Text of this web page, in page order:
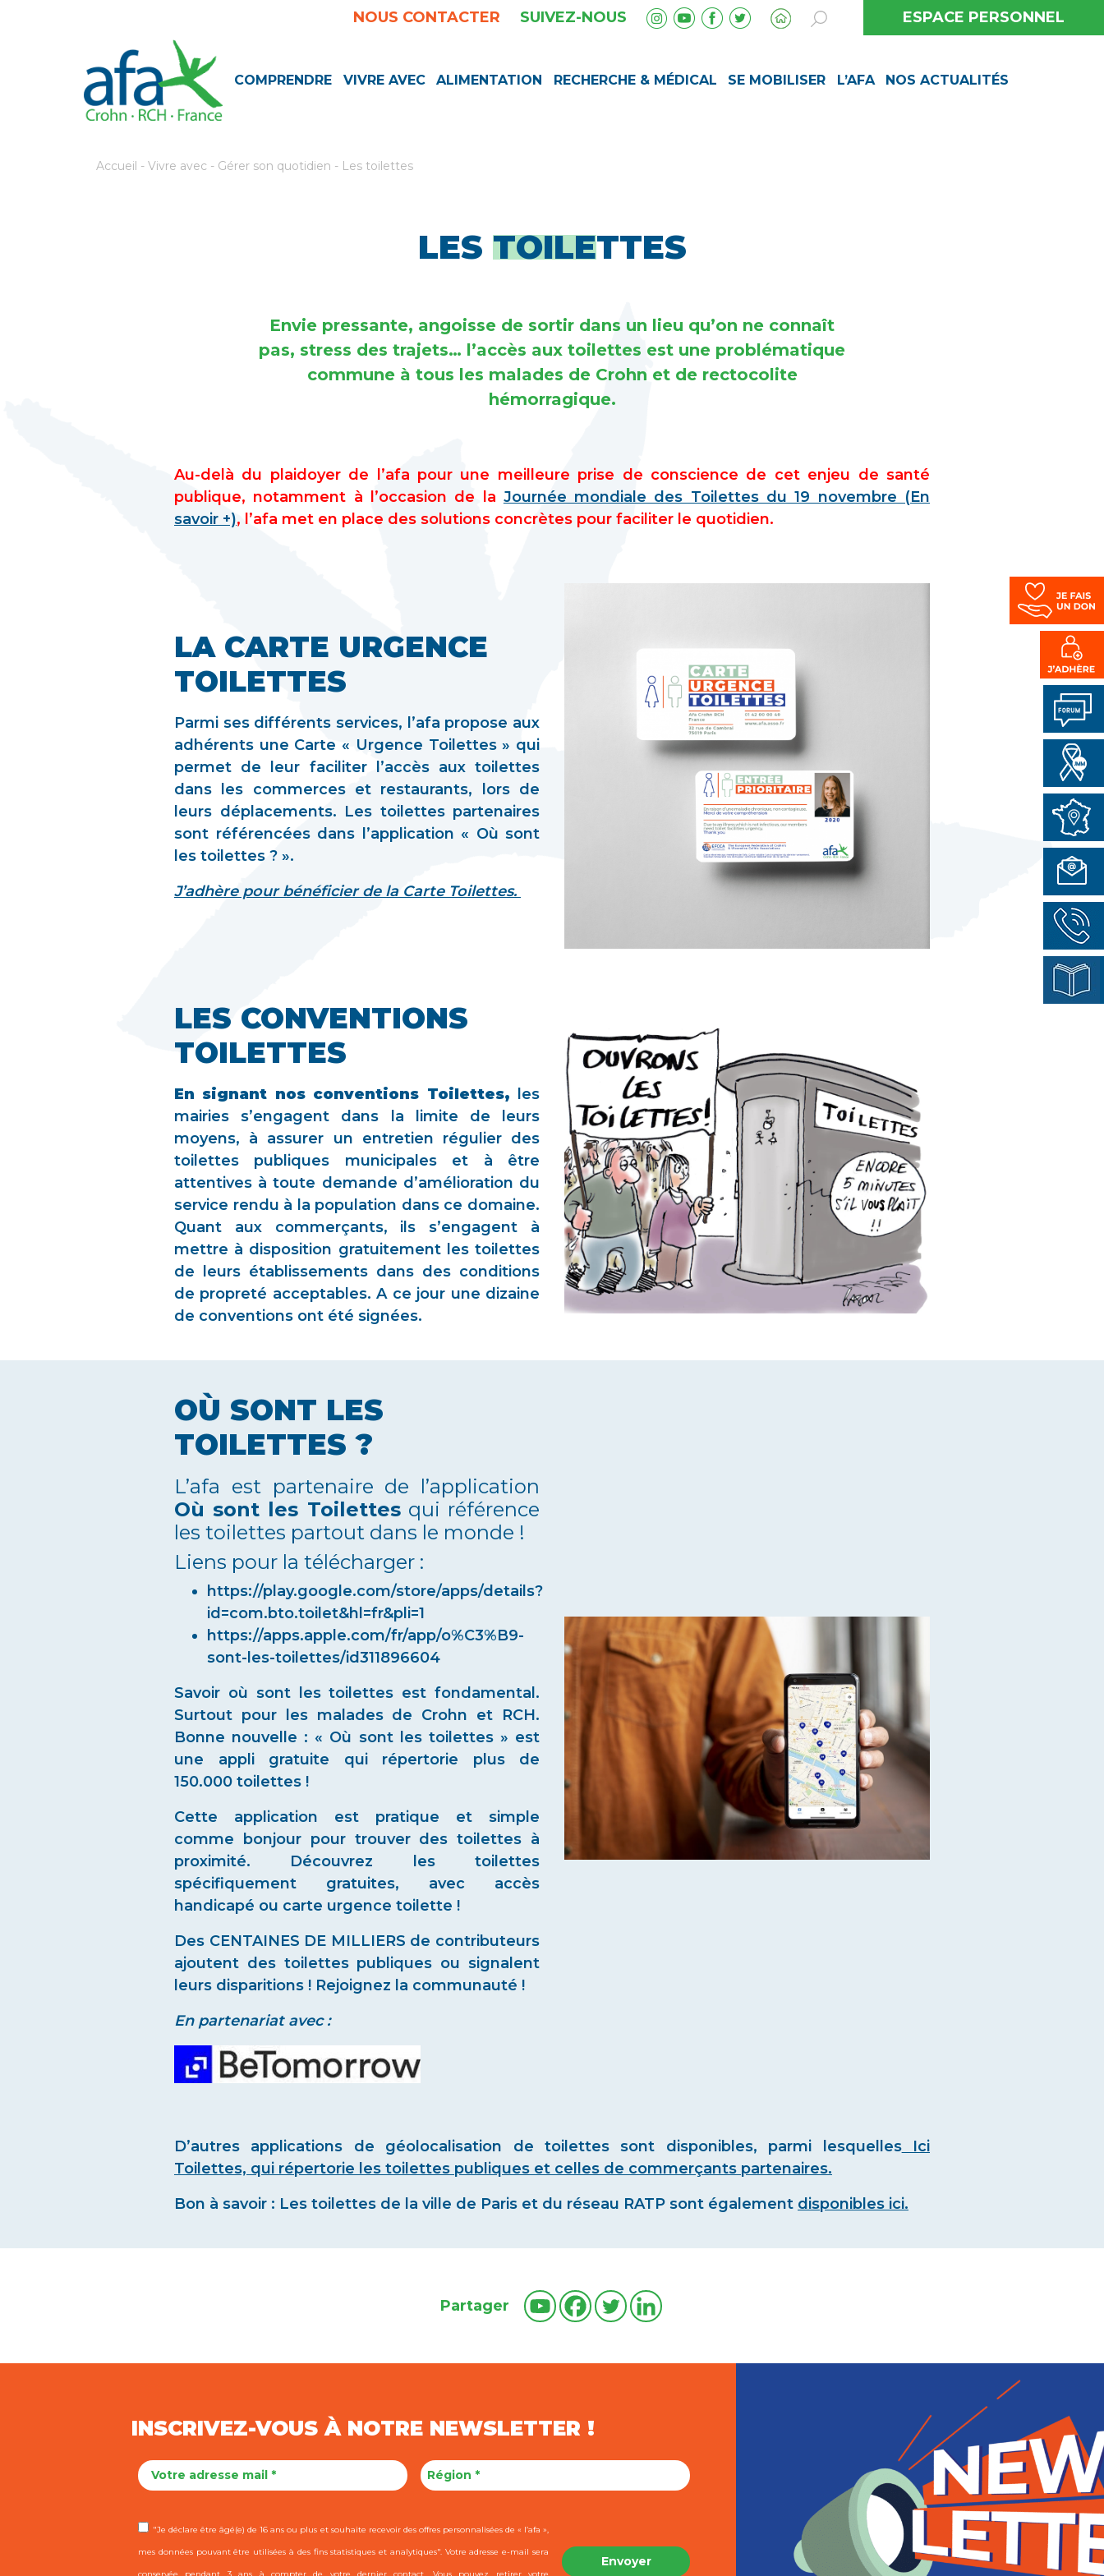
NOUS CONTACTER SUIVEZ-NOUS ESPACE PERSONNEL
COMPRENDRE VIVRE AVEC ALIMENTATION RECHERCHE & MÉDICAL SE MOBILISER L’AFA NOS ACTUALITÉS
Accueil - Vivre avec - Gérer son quotidien - Les toilettes
LES TOILETTES
Envie pressante, angoisse de sortir dans un lieu qu’on ne connaît
pas, stress des trajets… l’accès aux toilettes est une problématique
commune à tous les malades de Crohn et de rectocolite
hémorragique.
Au-delà du plaidoyer de l’afa pour une meilleure prise de conscience de cet enjeu de santé
publique, notamment à l’occasion de la Journée mondiale des Toilettes du 19 novembre (En
savoir +), l’afa met en place des solutions concrètes pour faciliter le quotidien.
LA CARTE URGENCE
TOILETTES
Parmi ses différents services, l’afa propose aux
adhérents une Carte « Urgence Toilettes » qui
permet de leur faciliter l’accès aux toilettes
dans les commerces et restaurants, lors de
leurs déplacements. Les toilettes partenaires
sont référencées dans l’application « Où sont
les toilettes ? ».
J’adhère pour bénéficier de la Carte Toilettes.
LES CONVENTIONS
TOILETTES
En signant nos conventions Toilettes, les
mairies s’engagent dans la limite de leurs
moyens, à assurer un entretien régulier des
toilettes publiques municipales et à être
attentives à toute demande d’amélioration du
service rendu à la population dans ce domaine.
Quant aux commerçants, ils s’engagent à
mettre à disposition gratuitement les toilettes
de leurs établissements dans des conditions
de propreté acceptables. A ce jour une dizaine
de conventions ont été signées.
OÙ SONT LES
TOILETTES ?
L’afa est partenaire de l’application
Où sont les Toilettesqui référence
les toilettes partout dans le monde !
Liens pour la télécharger :
https://play.google.com/store/apps/details?
id=com.bto.toilet&hl=fr&pli=1
https://apps.apple.com/fr/app/o%C3%B9-
sont-les-toilettes/id311896604
Savoir où sont les toilettes est fondamental.
Surtout pour les malades de Crohn et RCH.
Bonne nouvelle : « Où sont les toilettes » est
une appli gratuite qui répertorie plus de
150.000 toilettes !
Cette application est pratique et simple
comme bonjour pour trouver des toilettes à
proximité. Découvrez les toilettes
spécifiquement gratuites, avec accès
handicapé ou carte urgence toilette !
Des CENTAINES DE MILLIERS de contributeurs
ajoutent des toilettes publiques ou signalent
leurs disparitions ! Rejoignez la communauté !
En partenariat avec :
D’autres applications de géolocalisation de toilettes sont disponibles, parmi lesquellesIci
Toilettes, qui répertorie les toilettes publiques et celles de commerçants partenaires.
Bon à savoir : Les toilettes de la ville de Paris et du réseau RATP sont également disponibles ici.
Partager
INSCRIVEZ-VOUS À NOTRE NEWSLETTER !
"Je déclare être âgé(e) de 16 ans ou plus et souhaite recevoir des offres personnalisées de « l’afa »,
mes données pouvant être utilisées à des fins statistiques et analytiques". Votre adresse e-mail sera